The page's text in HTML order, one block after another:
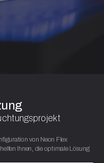
von Neon Flex
Ihnen, die optimale Lösung